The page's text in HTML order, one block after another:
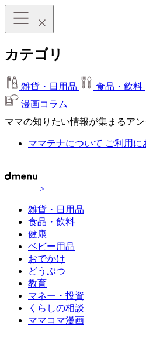
カテゴリ
雑貨・日用品 食品・飲料
漫画コラム
ママの知りたい情報が集まるア
ママテナについて ご利用に
>
雑貨・日用品
食品・飲料
健康
ベビー用品
おでかけ
どうぶつ
教育
マネー・投資
くらしの相談
ママコマ漫画